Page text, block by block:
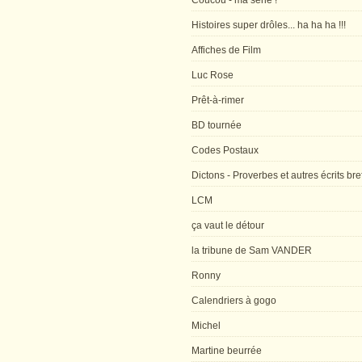
Histoires super drôles... ha ha ha !!!
Affiches de Film
Luc Rose
Prêt-à-rimer
BD tournée
Codes Postaux
Dictons - Proverbes et autres écrits
LCM
ça vaut le détour
la tribune de Sam VANDER
Ronny
Calendriers à gogo
Michel
Martine beurrée